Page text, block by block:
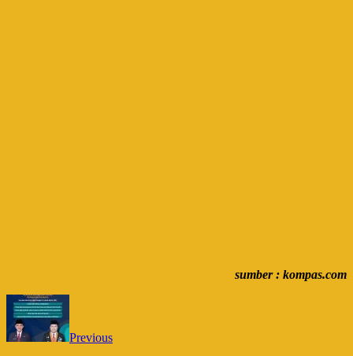
sumber : kompas.com
Previous